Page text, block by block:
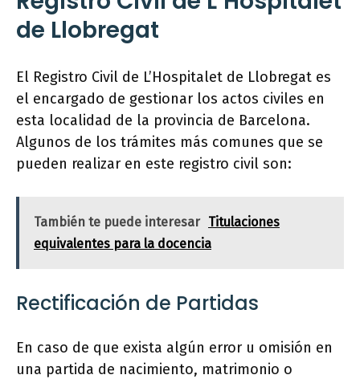
de Llobregat
El Registro Civil de L’Hospitalet de Llobregat es
el encargado de gestionar los actos civiles en
esta localidad de la provincia de Barcelona.
Algunos de los trámites más comunes que se
pueden realizar en este registro civil son:
También te puede interesar Titulaciones
equivalentes para la docencia
Rectificación de Partidas
En caso de que exista algún error u omisión en
una partida de nacimiento, matrimonio o